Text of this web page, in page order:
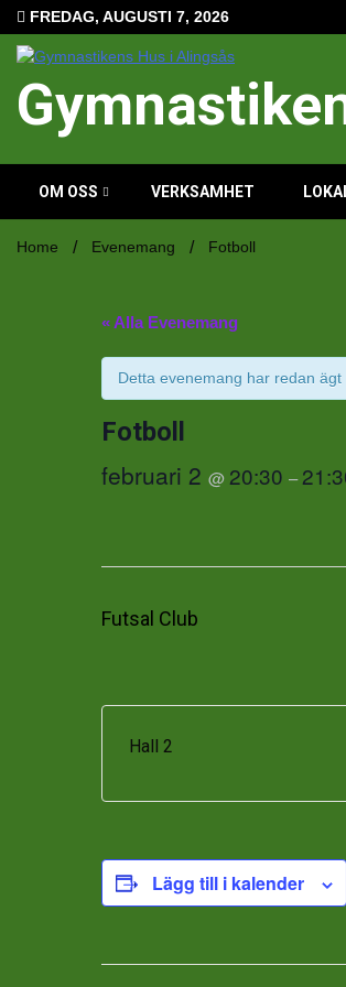
Hoppa
till
innehåll
FREDAG, AUGUSTI 7, 2026
OM OSS VERKSAMHET
Home Evenemang Fotboll
« Alla Evenemang
Detta evenemang har redan ägt
Fotboll
februari 2 @ 20:30 –
Futsal Club
Hall 2
Lägg till i kalender